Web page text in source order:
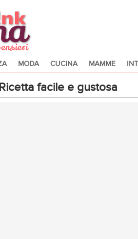
MODA CUCINA MAMME
facile e gustosa